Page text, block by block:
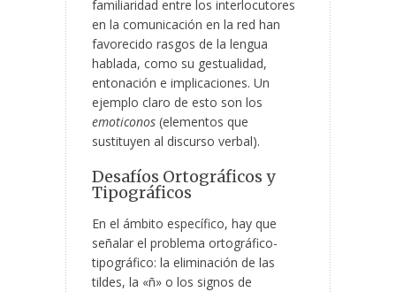
familiaridad entre los interlocutores
en la comunicación en la red han
favorecido rasgos de la lengua
hablada, como su gestualidad,
entonación e implicaciones. Un
ejemplo claro de esto son los
emoticonos (elementos que
sustituyen al discurso verbal).
Desafíos Ortográficos y
Tipográficos
En el ámbito específico, hay que
señalar el problema ortográfico-
tipográfico: la eliminación de las
tildes, la «ñ» o los signos de